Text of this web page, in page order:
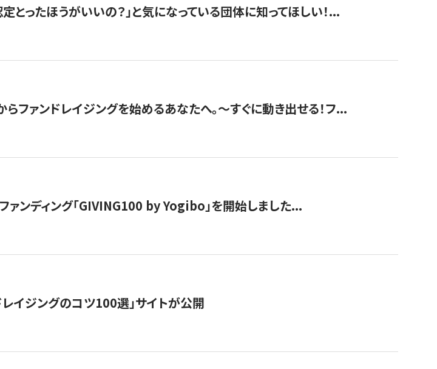
定とったほうがいいの？」と気になっている団体に知ってほしい！...
らファンドレイジングを始めるあなたへ。〜すぐに動き出せる！フ...
ンディング「GIVING100 by Yogibo」を開始しました...
イジングのコツ100選」サイトが公開